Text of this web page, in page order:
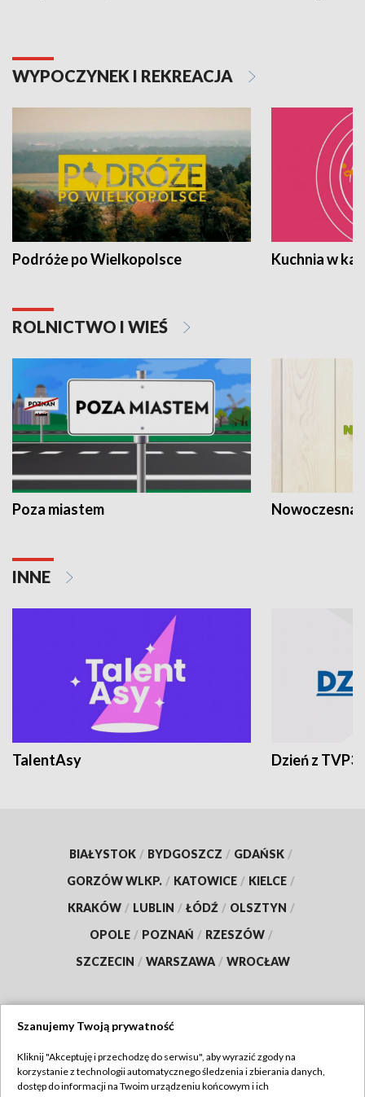
WYPOCZYNEK I REKREACJA
Podróże po Wielkopolsce Kuchnia w
ROLNICTWO I WIEŚ
Poza miastem Nowoczesna
INNE
TalentAsy Dzień z TVP3
BIAŁYSTOK / BYDGOSZCZ / GDAŃSK /
GORZÓW WLKP. / KATOWICE / KIELCE /
KRAKÓW / LUBLIN / ŁÓDŹ / OLSZTYN /
OPOLE / POZNAŃ / RZESZÓW /
SZCZECIN / WARSZAWA / WROCŁAW
TVP
Szanujemy Twoją prywatność
Kliknij "Akceptuję i przechodzę do serwisu", aby wyrazić zgody na
korzystanie z technologii automatycznego śledzenia i zbierania danych,
dostęp do informacji na Twoim urządzeniu końcowym i ich